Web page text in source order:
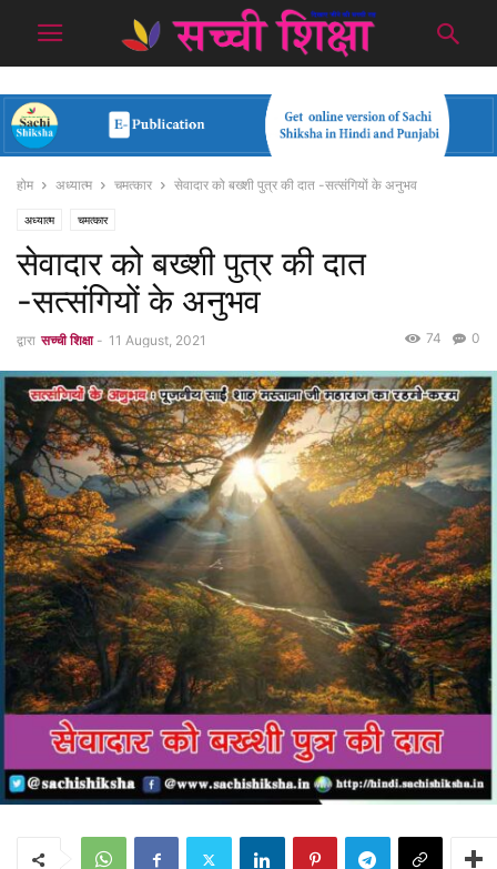
होम अध्यात्म चमत्कार सेवादार को बख्शी पुत्र की दात -सत्संगियों के अनुभव
अध्यात्म चमत्कार
सेवादार को बख्शी पुत्र की दात
-सत्संगियों के अनुभव
द्वारा सच्ची शिक्षा - 11 August, 2021 0
74